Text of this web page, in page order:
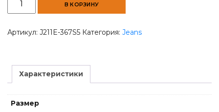
товара
Fit
Blue
Jeans
В КОРЗИНУ
Артикул: J211E-367S5 Категория: Jeans
Характеристики
Размер